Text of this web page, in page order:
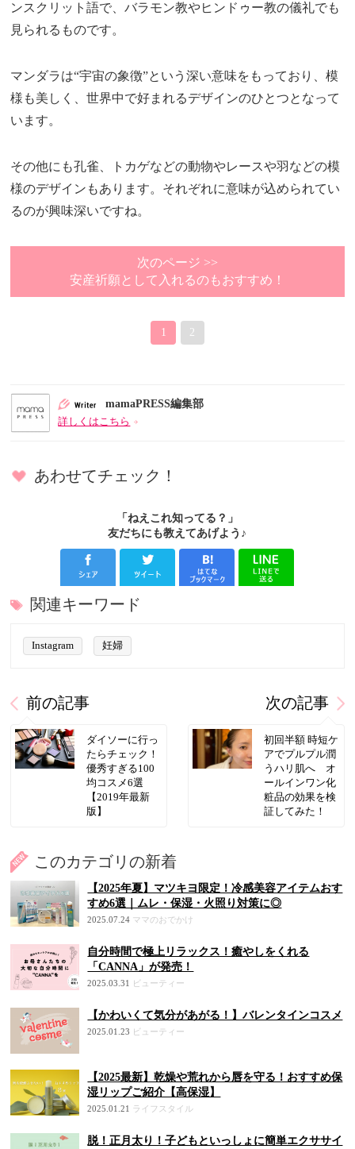
ンスクリット語で、バラモン教やヒンドゥー教の儀礼でも
見られるものです。
マンダラは“宇宙の象徴”という深い意味をもっており、模
様も美しく、世界中で好まれるデザインのひとつとなって
います。
その他にも孔雀、トカゲなどの動物やレースや羽などの模
様のデザインもあります。それぞれに意味が込められてい
るのが興味深いですね。
次のページ >>
安産祈願として入れるのもおすすめ！
1 2
mamaPRESS編集部
詳しくはこちら
あわせてチェック！
「ねえこれ知ってる？」
友だちにも教えてあげよう♪
関連キーワード
Instagram 妊婦
前の記事
ダイソーに行っ
たらチェック！
優秀すぎる100
均コスメ6選
【2019年最新
版】
次の記事
初回半額 時短ケ
アでプルプル潤
うハリ肌へ オ
ールインワン化
粧品の効果を検
証してみた！
このカテゴリの新着
【2025年夏】マツキヨ限定！冷感美容アイテムおす
すめ6選｜ムレ・保湿・火照り対策に◎
2025.07.24 ママのおでかけ
自分時間で極上リラックス！癒やしをくれる
「CANNA」が発売！
2025.03.31 ビューティー
【かわいくて気分があがる！】バレンタインコスメ
2025.01.23 ビューティー
【2025最新】乾燥や荒れから唇を守る！おすすめ保
湿リップご紹介【高保湿】
2025.01.21 ライフスタイル
脱！正月太り！子どもといっしょに簡単エクササイ